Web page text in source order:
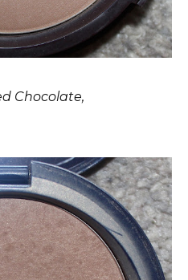
Chocolate,